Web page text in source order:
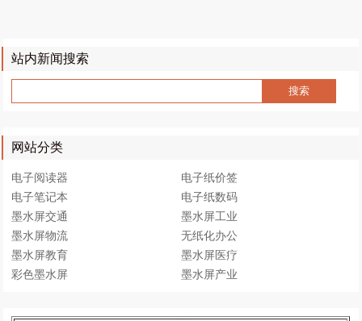
站内新闻搜索
网站分类
电子阅读器
电子纸价签
电子笔记本
电子纸数码
墨水屏交通
墨水屏工业
墨水屏物流
无纸化办公
墨水屏教育
墨水屏医疗
彩色墨水屏
墨水屏产业